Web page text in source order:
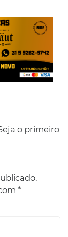
o primeiro
*